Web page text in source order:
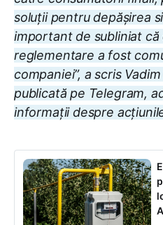
soluții pentru depășirea
important de subliniat
reglementare a fost
companiei”, a scris
publicată pe Telegram,
informații despre